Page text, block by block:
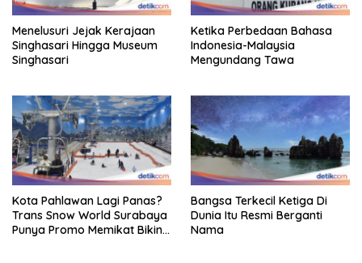
Menelusuri Jejak Kerajaan
Singhasari Hingga Museum
Singhasari
Ketika Perbedaan Bahasa
Indonesia-Malaysia
Mengundang Tawa
Kota Pahlawan Lagi Panas?
Trans Snow World Surabaya
Punya Promo Memikat Bikin
Bangsa Terkecil Ketiga Di
Dunia Itu Resmi Berganti
Nama